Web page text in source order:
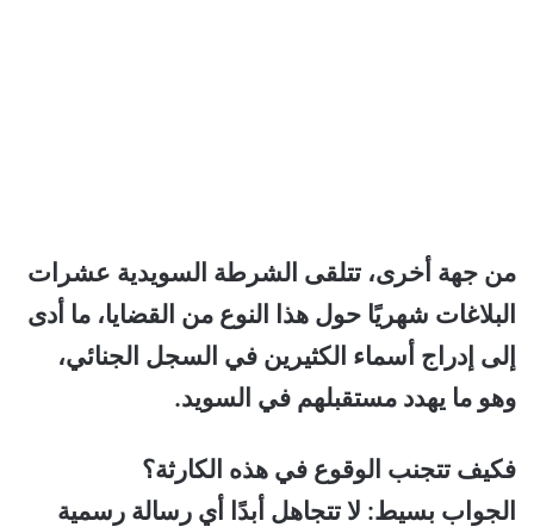
من جهة أخرى، تتلقى الشرطة السويدية عشرات
البلاغات شهريًا حول هذا النوع من القضايا، ما أدى
إلى إدراج أسماء الكثيرين في السجل الجنائي،
وهو ما يهدد مستقبلهم في السويد.
فكيف تتجنب الوقوع في هذه الكارثة؟
الجواب بسيط: لا تتجاهل أبدًا أي رسالة رسمية